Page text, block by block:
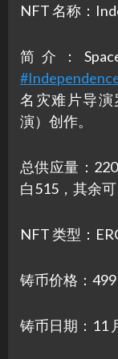
NFT 名称：
简介：
名灾难片导演
演）创作。
总供应量：
白515，其余
NFT 类型：
铸币价格：499
铸币日期：11